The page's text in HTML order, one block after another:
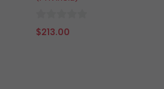
0
$213.00